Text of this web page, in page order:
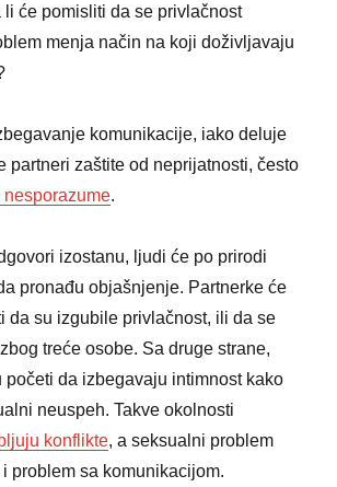
li će pomisliti da se privlačnost
menja način na koji doživljavaju
komunikacije, iako deluje
partneri zaštite od neprijatnosti, često
nesporazume.
izostanu, ljudi će po prirodi
pronađu objašnjenje. Partnerke će
da su izgubile privlačnost, ili da se
treće osobe. Sa druge strane,
početi da izbegavaju intimnost kako
neuspeh. Takve okolnosti
konflikte, a seksualni problem
problem sa komunikacijom.